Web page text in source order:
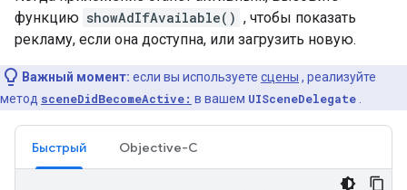
функцию showAdIfAvailable() , чтобы показать
рекламу, если она доступна, или загрузить новую.
Важный момент: если вы используете сцены , реализуйте
метод sceneDidBecomeActive: в вашем UISceneDelegate .
Быстрый Objective-C